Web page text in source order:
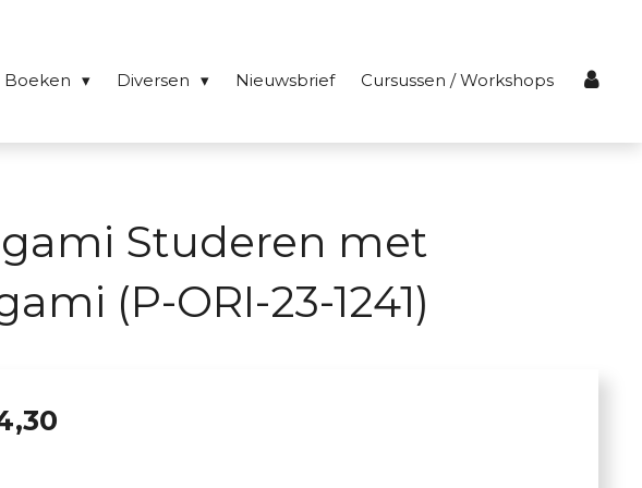
Boeken Diversen Nieuwsbrief Cursussen / Workshops
Studeren met
(P-ORI-23-1241)